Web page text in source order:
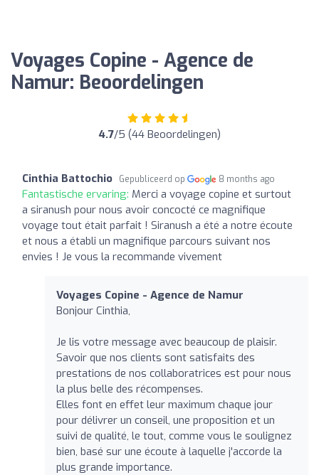
Voyages Copine - Agence de
Namur: Beoordelingen
4.7/5 (44 Beoordelingen)
Cinthia Battochio Gepubliceerd op 8 months ago
Fantastische ervaring: Merci a voyage copine et surtout
a siranush pour nous avoir concocté ce magnifique
voyage tout était parfait ! Siranush a été a notre écoute
et nous a établi un magnifique parcours suivant nos
envies ! Je vous la recommande vivement
Voyages Copine - Agence de Namur
Bonjour Cinthia,
Je lis votre message avec beaucoup de plaisir.
Savoir que nos clients sont satisfaits des
prestations de nos collaboratrices est pour nous
la plus belle des récompenses.
Elles font en effet leur maximum chaque jour
pour délivrer un conseil, une proposition et un
suivi de qualité, le tout, comme vous le soulignez
bien, basé sur une écoute à laquelle j'accorde la
plus grande importance.